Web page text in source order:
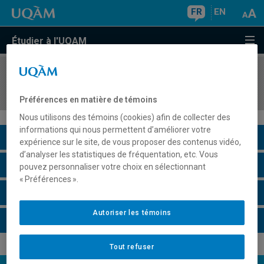
FR EN
Étudier à l'UQAM
COURS//
Description du cours
Horaire - Été 2026
Préférences en matière de témoins
Nous utilisons des témoins (cookies) afin de collecter des
informations qui nous permettent d’améliorer votre
expérience sur le site, de vous proposer des contenus vidéo,
d’analyser les statistiques de fréquentation, etc. Vous
pouvez personnaliser votre choix en sélectionnant
« Préférences ».
Tout refuser
Autoriser les témoins